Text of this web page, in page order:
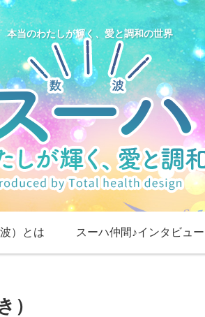
本当のわたしが輝く、愛と調和の世界
）とは スーハ仲間♪インタビュー
）